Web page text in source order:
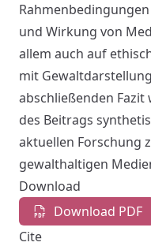
und Wirkung von
allem auch auf
mit
abschließenden
des Beitrags
aktuellen Forschung
gewalthaltigen
Download
Download PDF
Cite